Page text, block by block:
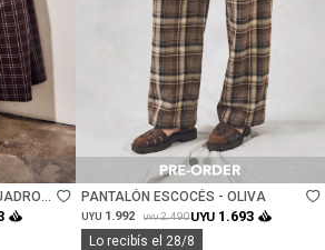
Talle
PANTALÓN ESCOCÉS - OLIVA
UYU 1.992 UYU 2.490UYU 1.693
Lo recibís el 28/8